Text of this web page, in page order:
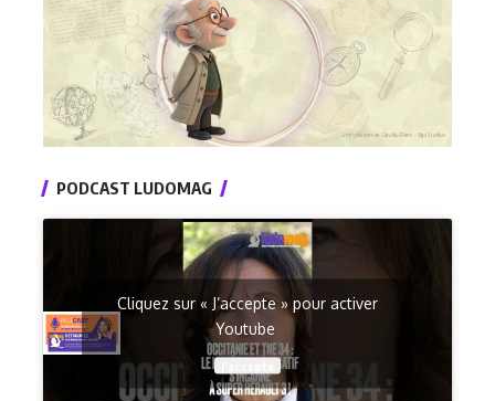
PODCAST LUDOMAG
Cliquez sur « J’accepte » pour activer
Youtube